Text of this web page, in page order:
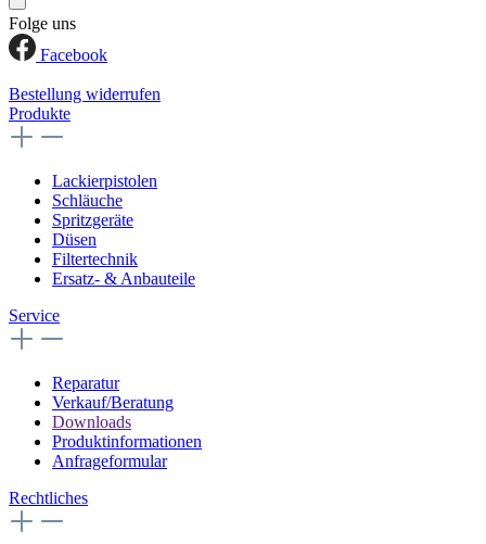
Folge uns
Facebook
Bestellung widerrufen
Produkte
Lackierpistolen
Schläuche
Spritzgeräte
Düsen
Filtertechnik
Ersatz- & Anbauteile
Service
Reparatur
Verkauf/Beratung
Downloads
Produktinformationen
Anfrageformular
Rechtliches